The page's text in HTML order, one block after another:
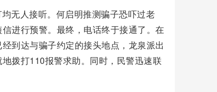
无人接听。何启明推测骗子恐吓过老
进行预警。最终，电话终于接通了。在
到达与骗子约定的接头地点，龙泉派出
拨打110报警求助。同时，民警迅速联